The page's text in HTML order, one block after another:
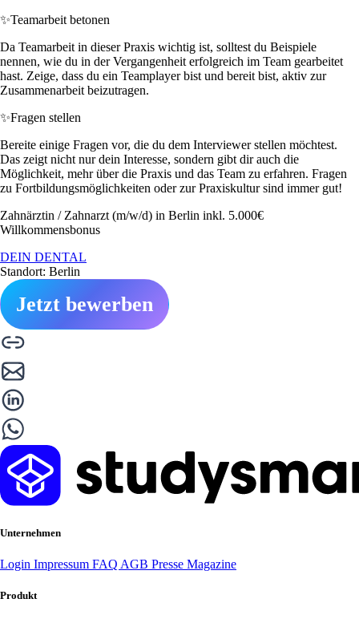
✨Teamarbeit betonen
Da Teamarbeit in dieser Praxis wichtig ist, solltest du Beispiele
nennen, wie du in der Vergangenheit erfolgreich im Team gearbeitet
hast. Zeige, dass du ein Teamplayer bist und bereit bist, aktiv zur
Zusammenarbeit beizutragen.
✨Fragen stellen
Bereite einige Fragen vor, die du dem Interviewer stellen möchtest.
Das zeigt nicht nur dein Interesse, sondern gibt dir auch die
Möglichkeit, mehr über die Praxis und das Team zu erfahren. Fragen
zu Fortbildungsmöglichkeiten oder zur Praxiskultur sind immer gut!
Zahnärztin / Zahnarzt (m/w/d) in Berlin inkl. 5.000€
Willkommensbonus
DEIN DENTAL
Standort: Berlin
Jetzt bewerben
Unternehmen
Login Impressum FAQ AGB Presse Magazine
Produkt